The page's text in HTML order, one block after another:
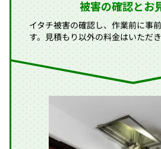
被害の確認とお
イタチ被害の確認し、作業前に事
す。見積もり以外の料金はいただ